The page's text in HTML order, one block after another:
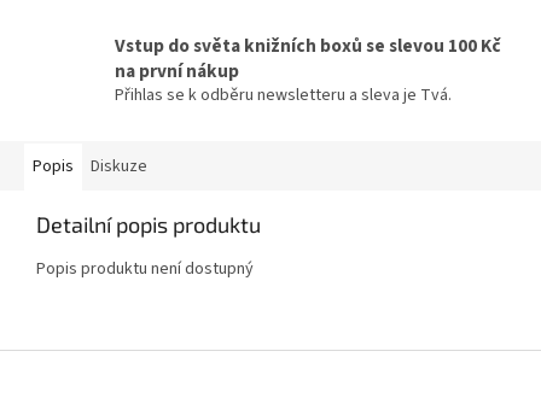
Vstup do světa knižních boxů se slevou 100 Kč
na první nákup
Přihlas se k odběru newsletteru a sleva je Tvá.
Popis Diskuze
Detailní popis produktu
Popis produktu není dostupný